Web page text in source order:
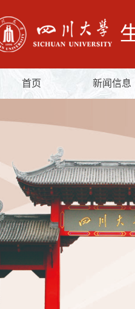
首页 新闻信息